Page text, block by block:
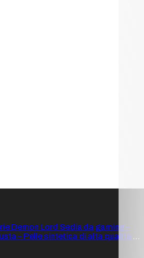
Demon Lord Sedia da gaming –
– Pelle sintetica di alta qualità –
– Cuscini lombare e cervicale –